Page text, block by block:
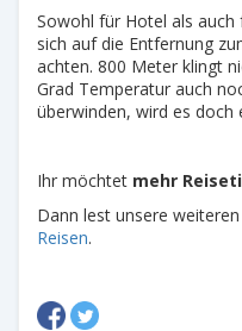
Sowohl für Hotel als
sich auf die Entfernung
achten. 800 Meter klingt
Grad Temperatur auch
überwinden, wird es doch
Ihr möchtet mehr
Dann lest unsere
Reisen.